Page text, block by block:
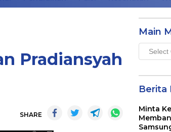
Pradiansyah
SHARE
Main
Main
Menu
Berita
Minta